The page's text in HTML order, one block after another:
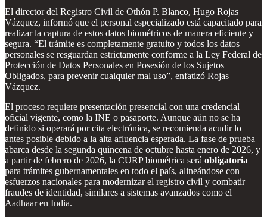
El director del Registro Civil de Othón P. Blanco, Hugo Rojas
Vázquez, informó que el personal especializado está capacitado para
realizar la captura de estos datos biométricos de manera eficiente y
segura. “El trámite es completamente gratuito y todos los datos
personales se resguardan estrictamente conforme a la Ley Federal de
Protección de Datos Personales en Posesión de los Sujetos
Obligados, para prevenir cualquier mal uso”, enfatizó Rojas
Vázquez.
El proceso requiere presentación presencial con una credencial
oficial vigente, como la INE o pasaporte. Aunque aún no se ha
definido si operará por cita electrónica, se recomienda acudir lo
antes posible debido a la alta afluencia esperada. La fase de prueba
abarca desde la segunda quincena de octubre hasta enero de 2026, y
a partir de febrero de 2026, la CURP biométrica será obligatoria
para trámites gubernamentales en todo el país, alineándose con
esfuerzos nacionales para modernizar el registro civil y combatir
fraudes de identidad, similares a sistemas avanzados como el
Aadhaar en India.